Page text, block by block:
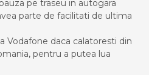
pe traseu in autogara
parte de facilitati de ultima
Vodafone daca calatoresti din
pentru a putea lua